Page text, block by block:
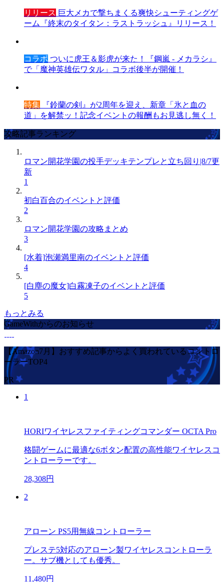
リリース 巨大メカで撃ちまくる爽快シューティングゲ
ーム『終末のタイタン：ラストラッシュ』リリース！
コラボ ついに虎王＆影虎が来た！『鋼嵐 - メカラシ』
で「魔神英雄伝ワタル」コラボ後半が開催！
特集 『鈴蘭の剣』が2周年を迎え、新章「氷と血の
道」を解禁ッ！記念イベントの報酬もお見逃し無く！
攻略記事ランキング
ロマン開花学園の投手デッキテンプレと立ち回り|8/7更
新
1
初白百合のイベントと評価
2
ロマン開花学園の攻略まとめ
3
[水着]泡瀬満里南のイベントと評価
4
[白塵の魔女]白霧凍子のイベントと評価
5
もっとみる
GameWithからのお知らせ
【Amazon7月】おすすめ記事からよく買われているコントロ
ーラーTOP4
PR
1
HORIワイヤレスファイティングコマンダー OCTA Pro
格闘ゲームに最適な6ボタン配置の高性能ワイヤレスコ
ントローラーです。
28,308円
2
アローン PS5用無線コントローラー
プレステ5対応のアローン製ワイヤレスコントローラ
ー。サブ機としても優秀。
11,480円